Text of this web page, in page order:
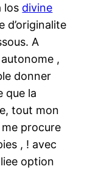
los divine
d’originalite
A
,
donner
que la
tout mon
me procure
, ! avec
option